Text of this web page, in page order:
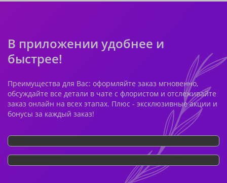
В приложении удобнее и
быстрее!
Преимущества для Вас: оформляйте заказ мгновенно,
обсуждайте все детали в чате с флористом и отслеживайте
заказ онлайн на всех этапах. Плюс - эксклюзивные акции и
бонусы за каждый заказ!